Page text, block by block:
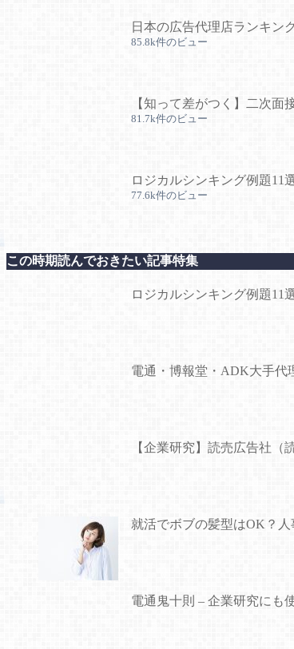
日本の広告代理店ランキン
85.8k件のビュー
【知って差がつく】二次面
81.7k件のビュー
ロジカルシンキング例題11
77.6k件のビュー
この時期読んでおきたい記事特集
ロジカルシンキング例題11
電通・博報堂・ADK大手代
【企業研究】読売広告社（
就活でボブの髪型はOK？
電通鬼十則 – 企業研究にも